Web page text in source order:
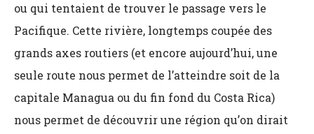
ou qui tentaient de trouver le passage vers le
Pacifique. Cette rivière, longtemps coupée des
grands axes routiers (et encore aujourd’hui, une
seule route nous permet de l’atteindre soit de la
capitale Managua ou du fin fond du Costa Rica)
nous permet de découvrir une région qu’on dirait